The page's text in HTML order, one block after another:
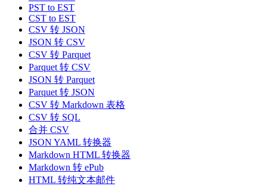
PST to EST
CST to EST
CSV 转 JSON
JSON 转 CSV
CSV 转 Parquet
Parquet 转 CSV
JSON 转 Parquet
Parquet 转 JSON
CSV 转 Markdown 表格
CSV 转 SQL
合并 CSV
JSON YAML 转换器
Markdown HTML 转换器
Markdown 转 ePub
HTML 转纯文本邮件